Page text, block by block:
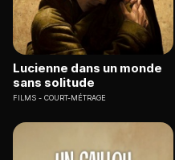
Lucienne dans un monde
sans solitude
FILMS COURT-MÉTRAGE